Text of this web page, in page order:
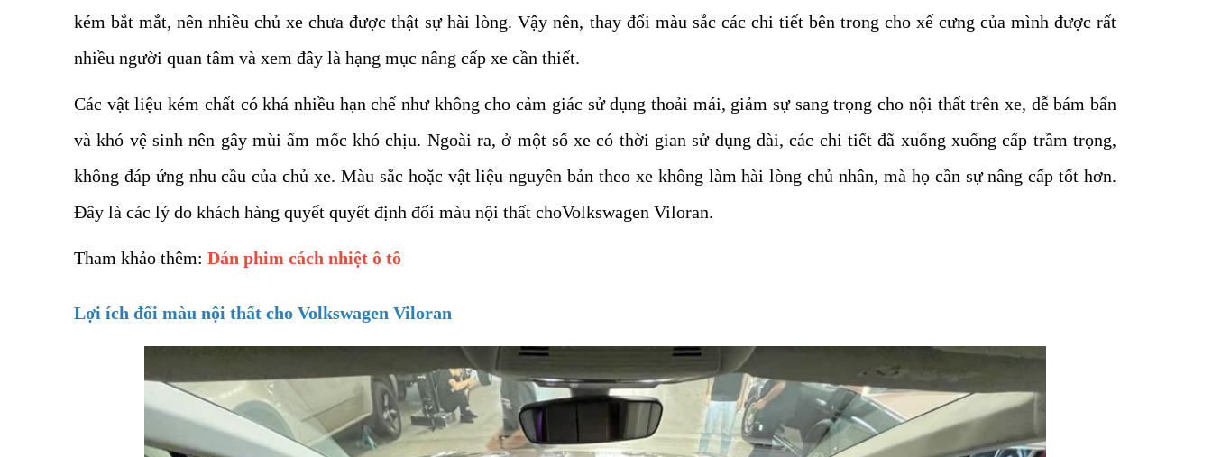
kém bắt mắt, nên nhiều chủ xe chưa được thật sự hài lòng. Vậy nên, thay đổi màu sắc các chi tiết bên trong cho xế cưng của mình được rất
nhiều người quan tâm và xem đây là hạng mục nâng cấp xe cần thiết.
Các vật liệu kém chất có khá nhiều hạn chế như không cho cảm giác sử dụng thoải mái, giảm sự sang trọng cho nội thất trên xe, dễ bám bẩn
và khó vệ sinh nên gây mùi ẩm mốc khó chịu. Ngoài ra, ở một số xe có thời gian sử dụng dài, các chi tiết đã xuống xuống cấp trầm trọng,
không đáp ứng nhu cầu của chủ xe. Màu sắc hoặc vật liệu nguyên bản theo xe không làm hài lòng chủ nhân, mà họ cần sự nâng cấp tốt hơn.
Đây là các lý do khách hàng quyết quyết định đổi màu nội thất choVolkswagen Viloran.
Tham khảo thêm: Dán phim cách nhiệt ô tô
Lợi ích đổi màu nội thất cho Volkswagen Viloran